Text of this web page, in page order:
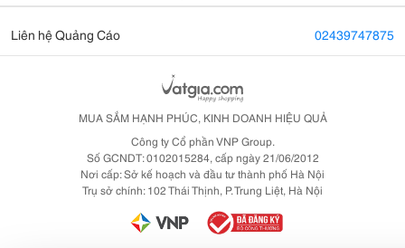
Liên hệ Quảng Cáo 02439747875
MUA SẮM HẠNH PHÚC, KINH DOANH HIỆU QUẢ
Công ty Cổ phần VNP Group.
Số GCNDT: 0102015284, cấp ngày 21/06/2012
Nơi cấp: Sở kế hoạch và đầu tư thành phố Hà Nội
Trụ sở chính: 102 Thái Thịnh, P. Trung Liệt, Hà Nội